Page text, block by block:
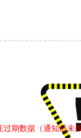
期数据（通知后未